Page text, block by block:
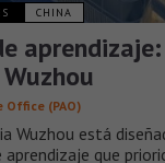
CHINA
Office (PAO)
Wuzhou está
que